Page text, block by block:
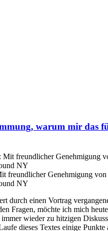
warum mir das
freundlicher Genehmigung von
NY
durch einen Vortrag
Fragen, möchte ich mich
immer wieder zu hitzigen
dieses Textes einige Punkte